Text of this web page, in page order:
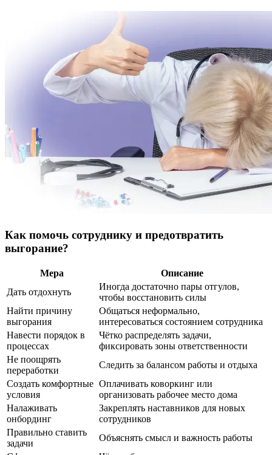
Как помочь сотруднику и предотвратить
выгорание?
Мера
Описание
Дать отдохнуть
Иногда достаточно пары отгулов,
чтобы восстановить силы
Найти причину
выгорания
Общаться неформально,
интересоваться состоянием сотрудника
Навести порядок в
процессах
Чётко распределять задачи,
фиксировать зоны ответственности
Не поощрять
переработки
Следить за балансом работы и отдыха
Создать комфортные
условия
Оплачивать коворкинг или
организовать рабочее место дома
Налаживать
онбординг
Закреплять наставников для новых
сотрудников
Правильно ставить
задачи
Объяснять смысл и важность работы